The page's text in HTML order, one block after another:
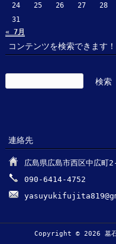
24
25 26 27 28
31
« 7月
コンテンツを検索できます！
索:
連絡先
広島県広島市西区中広
090-6414-4752
Copyright © 2026 墓